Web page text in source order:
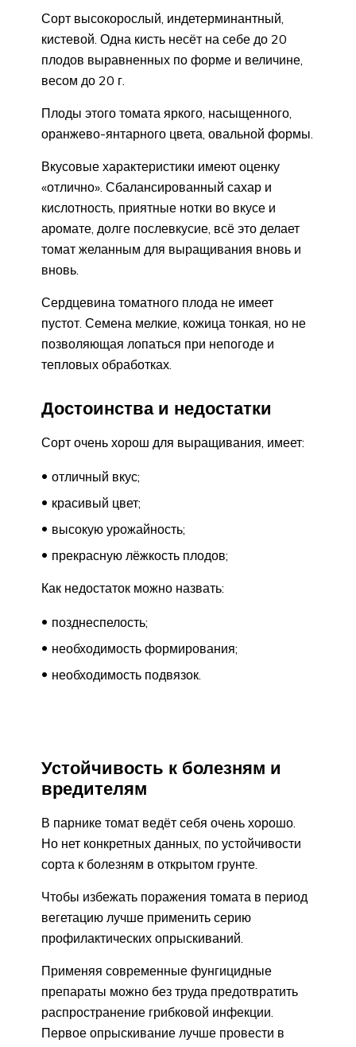
Сорт высокорослый, индетерминантный,
кистевой. Одна кисть несёт на себе до 20
плодов выравненных по форме и величине,
весом до 20 г.
Плоды этого томата яркого, насыщенного,
оранжево-янтарного цвета, овальной формы.
Вкусовые характеристики имеют оценку
«отлично». Сбалансированный сахар и
кислотность, приятные нотки во вкусе и
аромате, долге послевкусие, всё это делает
томат желанным для выращивания вновь и
вновь.
Сердцевина томатного плода не имеет
пустот. Семена мелкие, кожица тонкая, но не
позволяющая лопаться при непогоде и
тепловых обработках.
Достоинства и недостатки
Сорт очень хорош для выращивания, имеет:
отличный вкус;
красивый цвет;
высокую урожайность;
прекрасную лёжкость плодов;
Как недостаток можно назвать:
позднеспелость;
необходимость формирования;
необходимость подвязок.
Устойчивость к болезням и
вредителям
В парнике томат ведёт себя очень хорошо.
Но нет конкретных данных, по устойчивости
сорта к болезням в открытом грунте.
Чтобы избежать поражения томата в период
вегетацию лучше применить серию
профилактических опрыскиваний.
Применяя современные фунгицидные
препараты можно без труда предотвратить
распространение грибковой инфекции.
Первое опрыскивание лучше провести в